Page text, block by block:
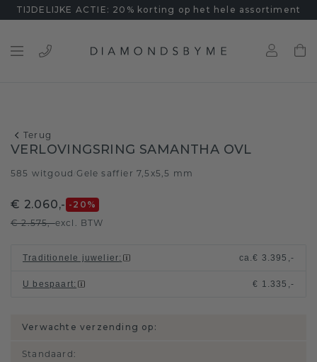
TIJDELIJKE ACTIE: 20% korting op het hele assortiment
Terug
VERLOVINGSRING SAMANTHA OVL
585 witgoud /Gele saffier 7,5x5,5 mm
€ 2.060,- -20 %
€ 2.575,-excl. BTW
Traditionele juwelier: ca.€ 3.395,-
U bespaart: € 1.335,-
Verwachte verzending op:
Standaard :